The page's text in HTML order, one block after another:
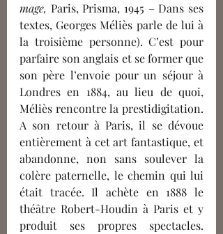
mage, Paris, Prisma, 1945 – Dans ses
textes, Georges Méliès parle de lui à
la troisième personne). C’est pour
parfaire son anglais et se former que
son père l’envoie pour un séjour à
Londres en 1884, au lieu de quoi,
Méliès rencontre la prestidigitation.
A son retour à Paris, il se dévoue
entièrement à cet art fantastique, et
abandonne, non sans soulever la
colère paternelle, le chemin qui lui
était tracée. Il achète en 1888 le
théâtre Robert-Houdin à Paris et y
produit ses propres spectacles.